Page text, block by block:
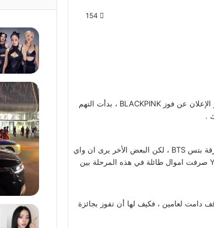
154
فوز بلاك بينك بجائزة ” فرقة السنة “ يعتبر إنجاز عظيم لأول فرقة فتيات كيبوب تحقق ذلك ، لكن فور الإعلان عن فوز BLACKPINK ، بدأت التهم
حيث عبر الكثير عن حدوث تلاعب في جوائز Vmas ، و ان من كان يستحق جائزة فرقة السنة هي فرقة بتس BTS ، لكن البعض الأخر يرى ان واي
جي أسهمها في الانخفاض مع طرح اغنية العودة Pink Venom ، ما قد يفسره البعض ، ان الوكالة YG صرفت اموال طائلة في هذه المرحلة بين
دامت لعامين ، فكيف لها أن تفوز بجائزة